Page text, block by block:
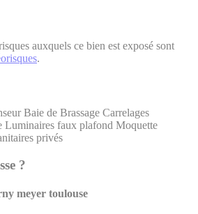
auxquels ce bien est exposé sont
.
Baie de Brassage Carrelages
Luminaires faux plafond Moquette
privés
?
meyer toulouse